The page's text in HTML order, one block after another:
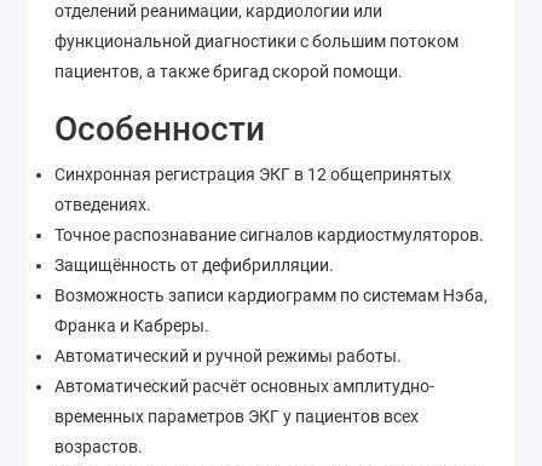
отделений реанимации, кардиологии или
функциональной диагностики с большим потоком
пациентов, а также бригад скорой помощи.
Особенности
Синхронная регистрация ЭКГ в 12 общепринятых
отведениях.
Точное распознавание сигналов кардиостмуляторов.
Защищённость от дефибрилляции.
Возможность записи кардиограмм по системам Нэба,
Франка и Кабреры.
Автоматический и ручной режимы работы.
Автоматический расчёт основных амплитудно-
временных параметров ЭКГ у пациентов всех
возрастов.